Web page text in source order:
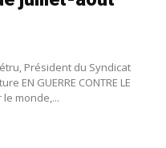
Président du Syndicat
EN GUERRE CONTRE LE
le monde,...